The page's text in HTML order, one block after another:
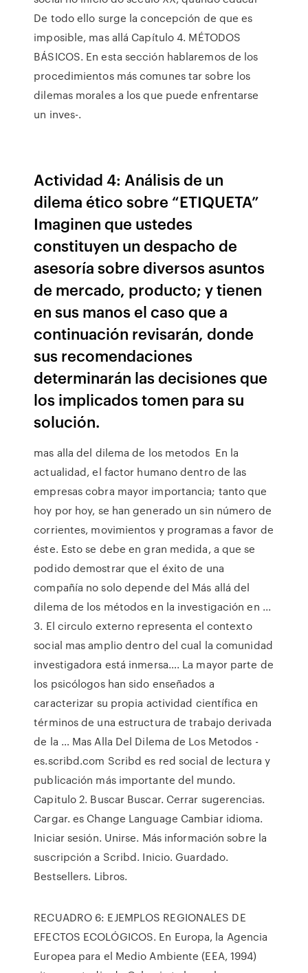
De todo ello surge la concepción de que es
imposible, mas allá Capítulo 4. MÉTODOS
BÁSICOS. En esta sección hablaremos de los
procedimientos más comunes tar sobre los
dilemas morales a los que puede enfrentarse
un inves-.
Actividad 4: Análisis de un
dilema ético sobre “ETIQUETA”
Imaginen que ustedes
constituyen un despacho de
asesoría sobre diversos asuntos
de mercado, producto; y tienen
en sus manos el caso que a
continuación revisarán, donde
sus recomendaciones
determinarán las decisiones que
los implicados tomen para su
solución.
mas alla del dilema de los metodos En la
actualidad, el factor humano dentro de las
empresas cobra mayor importancia; tanto que
hoy por hoy, se han generado un sin número de
corrientes, movimientos y programas a favor de
éste. Esto se debe en gran medida, a que se
podido demostrar que el éxito de una
compañía no solo depende del Más allá del
dilema de los métodos en la investigación en ...
3. El circulo externo representa el contexto
social mas amplio dentro del cual la comunidad
investigadora está inmersa…. La mayor parte de
los psicólogos han sido enseñados a
caracterizar su propia actividad científica en
términos de una estructura de trabajo derivada
de la … Mas Alla Del Dilema de Los Metodos -
es.scribd.com Scribd es red social de lectura y
publicación más importante del mundo.
Capitulo 2. Buscar Buscar. Cerrar sugerencias.
Cargar. es Change Language Cambiar idioma.
Iniciar sesión. Unirse. Más información sobre la
suscripción a Scribd. Inicio. Guardado.
Bestsellers. Libros.
RECUADRO 6: EJEMPLOS REGIONALES DE
EFECTOS ECOLÓGICOS. En Europa, la Agencia
Europea para el Medio Ambiente (EEA, 1994)